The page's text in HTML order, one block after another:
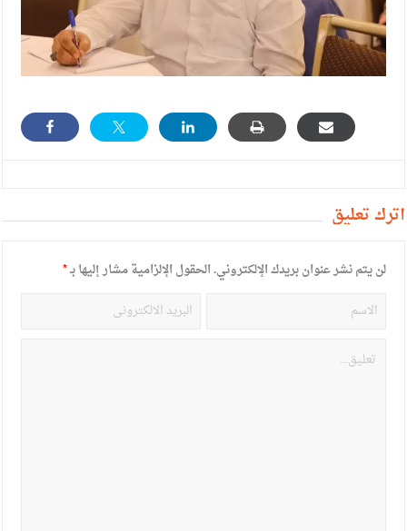
أترك تعليق
لن يتم نشر عنوان بريدك الإلكتروني.الحقول الإلزامية مشار إليها بـ*